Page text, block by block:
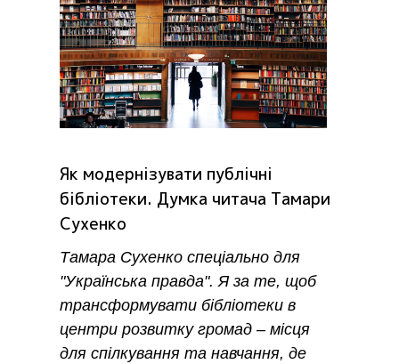
Як модернізувати публічні
бібліотеки. Думка читача Тамари
Сухенко
Тамара Сухенко спеціально для
"Українська правда". Я за те, щоб
трансформувати бібліотеки в
центри розвитку громад – місця
для спілкування та навчання, де